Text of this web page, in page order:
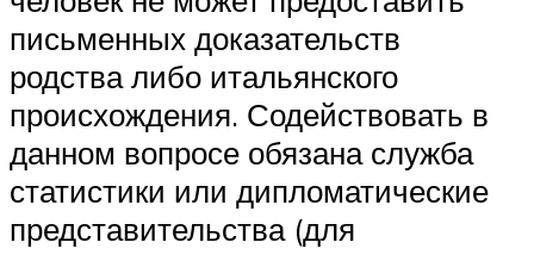
письменных доказательств
родства либо итальянского
происхождения. Содействовать в
данном вопросе обязана служба
статистики или дипломатические
представительства (для